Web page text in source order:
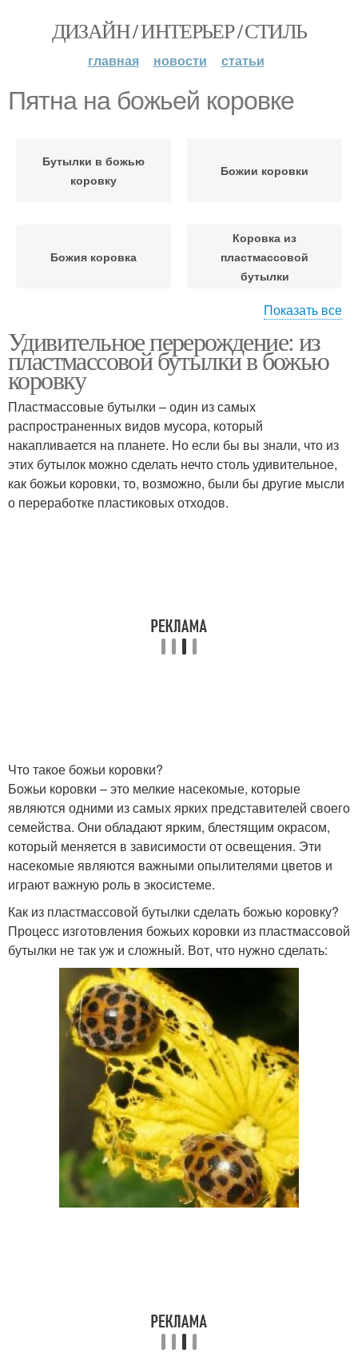
ДИЗАЙН / ИНТЕРЬЕР / СТИЛЬ
главная новости статьи
Пятна на божьей коровке
Бутылки в божью
коровку
Божии коровки
Божия коровка
Коровка из
пластмассовой
бутылки
Коровка из бумаги Коровки в сад
Показать все
Удивительное перерождение: из
пластмассовой бутылки в божью
коровку
Пластмассовые бутылки – один из самых
распространенных видов мусора, который
накапливается на планете. Но если бы вы знали, что из
этих бутылок можно сделать нечто столь удивительное,
как божьи коровки, то, возможно, были бы другие мысли
о переработке пластиковых отходов.
Что такое божьи коровки?
Божьи коровки – это мелкие насекомые, которые
являются одними из самых ярких представителей своего
семейства. Они обладают ярким, блестящим окрасом,
который меняется в зависимости от освещения. Эти
насекомые являются важными опылителями цветов и
играют важную роль в экосистеме.
Как из пластмассовой бутылки сделать божью коровку?
Процесс изготовления божьих коровки из пластмассовой
бутылки не так уж и сложный. Вот, что нужно сделать: